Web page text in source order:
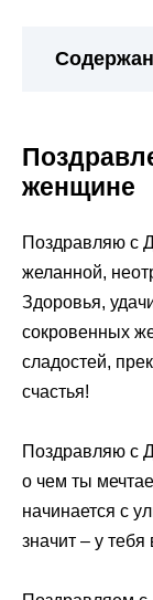
женщине
Поздравляю с
желанной,
Здоровья,
сокровенных
сладостей,
счастья!
Поздравляю с
о чем ты
начинается с
значит – у тебя